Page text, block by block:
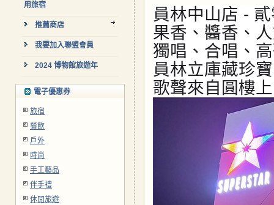
用旅宿
推薦商店
我要加入聯盟會員
2024 博物館旅遊年
電子優惠券
旅宿
餐飲
戶外
時尚
手工藝品
伴手禮
休閒旅遊
員林中山店 -
果香、醬香、
獨唱、合唱、
員林立庫藏珍
歌聲來自圓樓